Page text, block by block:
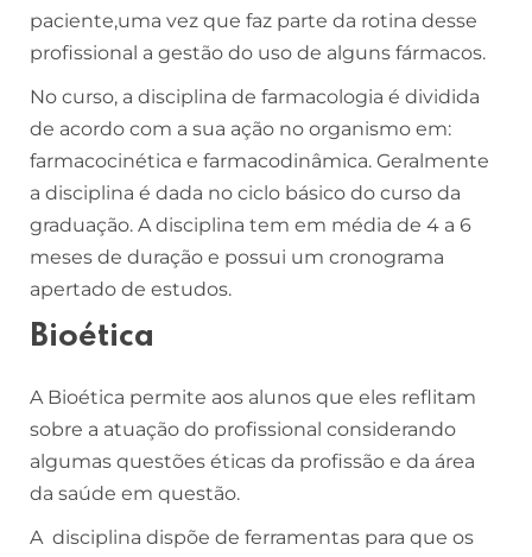
paciente,uma vez que faz parte da rotina desse
profissional a gestão do uso de alguns fármacos.
No curso, a disciplina de farmacologia é dividida
de acordo com a sua ação no organismo em:
farmacocinética e farmacodinâmica. Geralmente
a disciplina é dada no ciclo básico do curso da
graduação. A disciplina tem em média de 4 a 6
meses de duração e possui um cronograma
apertado de estudos.
Bioética
A Bioética permite aos alunos que eles reflitam
sobre a atuação do profissional considerando
algumas questões éticas da profissão e da área
da saúde em questão.
A disciplina dispõe de ferramentas para que os